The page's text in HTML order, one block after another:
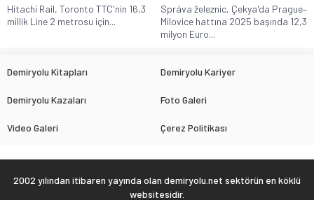
Hitachi Rail, Toronto TTC'nin 16,3
millik Line 2 metrosu için...
Správa železnic, Çekya'da Prague–
Milovice hattına 2025 başında 12,3
milyon Euro...
Demiryolu Kitapları Demiryolu Kariyer
Demiryolu Kazaları Foto Galeri
Video Galeri Çerez Politikası
2002 yılından itibaren yayında olan demiryolu.net sektörün en köklü
websitesidir.